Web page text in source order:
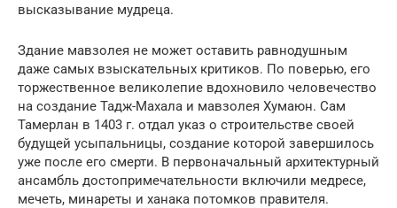
высказывание мудреца.
Здание мавзолея не может оставить равнодушным
даже самых взыскательных критиков. По поверью, его
торжественное великолепие вдохновило человечество
на создание Тадж-Махала и мавзолея Хумаюн. Сам
Тамерлан в 1403 г. отдал указ о строительстве своей
будущей усыпальницы, создание которой завершилось
уже после его смерти. В первоначальный архитектурный
ансамбль достопримечательности включили медресе,
мечеть, минареты и ханака потомков правителя.